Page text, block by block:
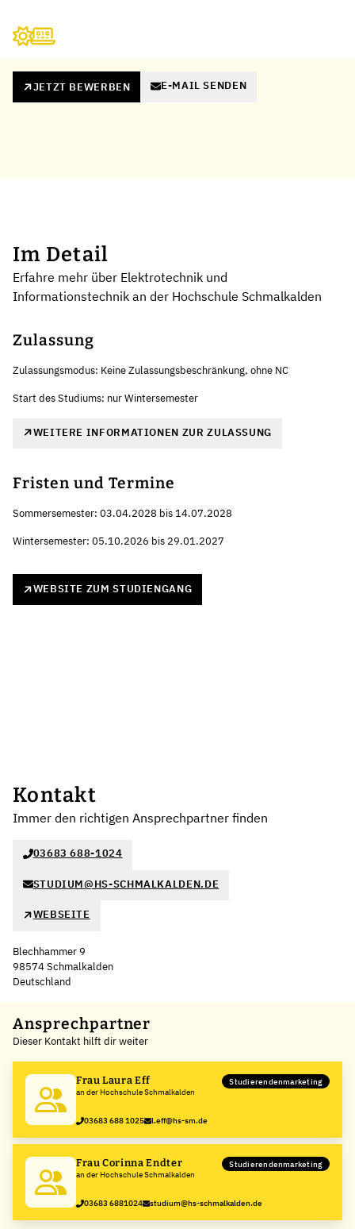
JETZT BEWERBEN E-MAIL SENDEN
Im Detail
Erfahre mehr über Elektrotechnik und
Informationstechnik an der Hochschule Schmalkalden
Zulassung
Zulassungsmodus: Keine Zulassungsbeschränkung, ohne NC
Start des Studiums: nur Wintersemester
WEITERE INFORMATIONEN ZUR ZULASSUNG
Fristen und Termine
Sommersemester: 03.04.2028 bis 14.07.2028
Wintersemester: 05.10.2026 bis 29.01.2027
WEBSITE ZUM STUDIENGANG
Kontakt
Immer den richtigen Ansprechpartner finden
03683 688-1024
STUDIUM@HS-SCHMALKALDEN.DE
WEBSEITE
Blechhammer 9
98574 Schmalkalden
Deutschland
+
−
Ansprechpartner
Dieser Kontakt hilft dir weiter
Frau Laura Eff
an der Hochschule Schmalkalden
Studierendenmarketing
03683 688 1025 l.eff@hs-sm.de
Frau Corinna Endter
an der Hochschule Schmalkalden
Studierendenmarketing
03683 6881024 studium@hs-schmalkalden.de